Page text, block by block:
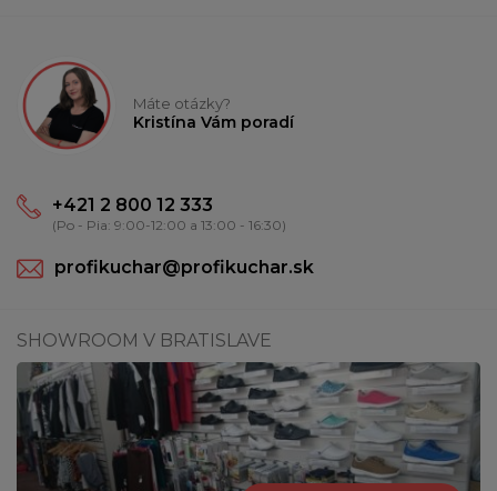
Máte otázky?
Kristína Vám poradí
+421 2 800 12 333
(Po - Pia: 9:00-12:00 a 13:00 - 16:30)
profikuchar@profikuchar.sk
SHOWROOM V BRATISLAVE